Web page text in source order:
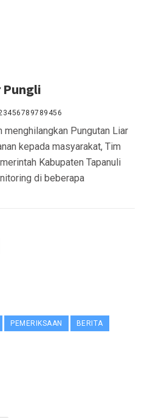
Pungli
Pungutan Liar
kepada masyarakat, Tim
Kabupaten Tapanuli
di beberapa
PEMERIKSAAN BERITA